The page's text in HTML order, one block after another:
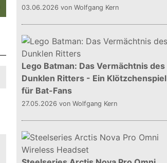
03.06.2026 von Wolfgang Kern
Lego Batman: Das Vermächtnis des
Dunklen Ritters - Ein Klötzchenspiel
für Bat-Fans
27.05.2026 von Wolfgang Kern